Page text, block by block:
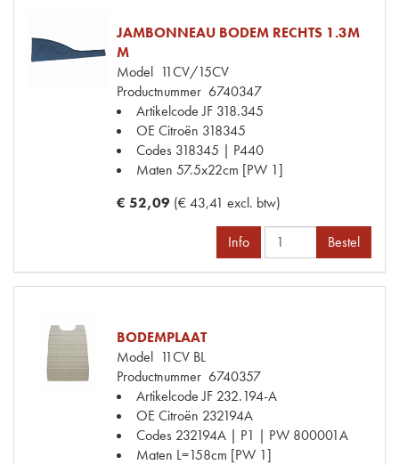
JAMBONNEAU BODEM RECHTS 1.3M
M
Model 11CV/15CV
Productnummer 6740347
Artikelcode JF 318.345
OE Citroën 318345
Codes 318345 | P440
Maten 57.5x22cm [PW 1]
€ 52,09 (€ 43,41 excl. btw)
Info Bestel
BODEMPLAAT
Model 11CV BL
Productnummer 6740357
Artikelcode JF 232.194-A
OE Citroën 232194A
Codes 232194A | P1 | PW 800001A
Maten L=158cm [PW 1]